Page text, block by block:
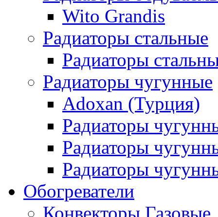
Wito Grandis
Радиаторы стальные
Радиаторы
Радиаторы чугунные
Adoxan (Турция)
Радиаторы
Радиаторы
Радиаторы
Обогреватели
Конвекторы Газовые